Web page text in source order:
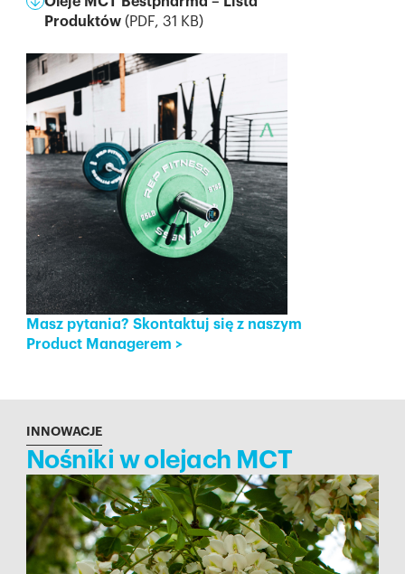
Produktów (PDF, 31 KB)
Masz pytania? Skontaktuj się z naszym
Product Managerem >
INNOWACJE
Nośniki w olejach MCT